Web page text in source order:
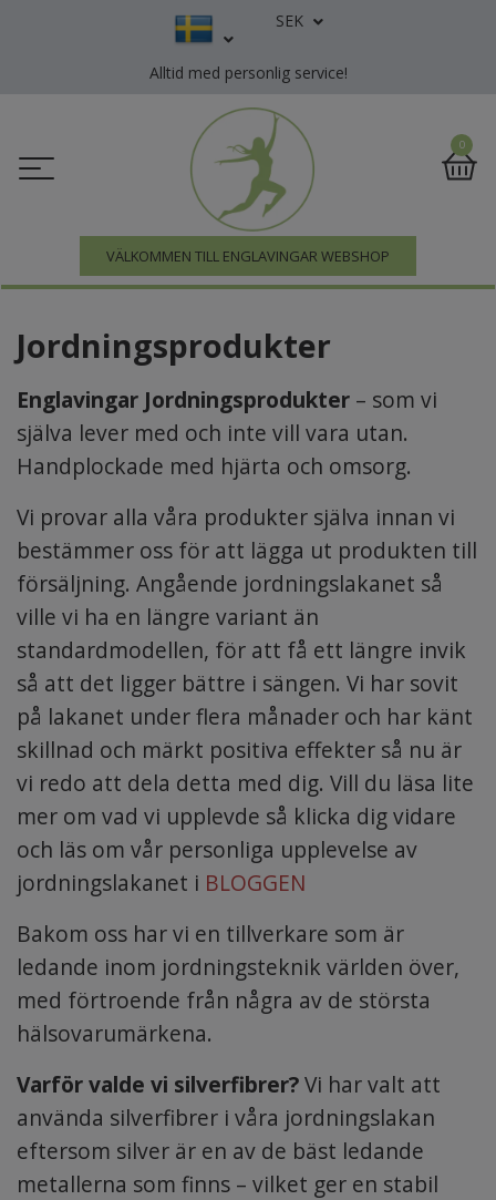
SEK
Alltid med personlig service!
VÄLKOMMEN TILL ENGLAVINGAR WEBSHOP
0
Jordningsprodukter
Englavingar Jordningsprodukter – som vi
själva lever med och inte vill vara utan.
Handplockade med hjärta och omsorg.
Vi provar alla våra produkter själva innan vi
bestämmer oss för att lägga ut produkten till
försäljning. Angående jordningslakanet så
ville vi ha en längre variant än
standardmodellen, för att få ett längre invik
så att det ligger bättre i sängen. Vi har sovit
på lakanet under flera månader och har känt
skillnad och märkt positiva effekter så nu är
vi redo att dela detta med dig. Vill du läsa lite
mer om vad vi upplevde så klicka dig vidare
och läs om vår personliga upplevelse av
jordningslakanet i BLOGGEN
Bakom oss har vi en tillverkare som är
ledande inom jordningsteknik världen över,
med förtroende från några av de största
hälsovarumärkena.
Varför valde vi silverfibrer?Vi har valt att
använda silverfibrer i våra jordningslakan
eftersom silver är en av de bäst ledande
metallerna som finns – vilket ger en stabil